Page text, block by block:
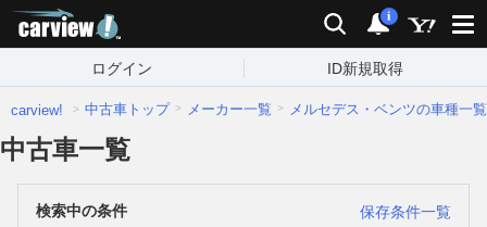
検索 通知
i
ログイン ID新規取得
carview! 中古車トップ メーカー一覧 メルセデス・ベンツの車種一覧
中古車一覧
検索中の条件
保存条件一覧